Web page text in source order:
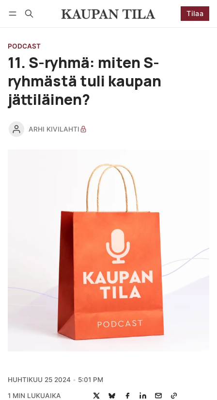
Tilaa
PODCAST
11. S-ryhmä: miten S-
ryhmästä tuli kaupan
jättiläinen?
ARHI KIVILAHTI
HUHTIKUU 25 2024 5:01 PM
1 MIN LUKUAIKA